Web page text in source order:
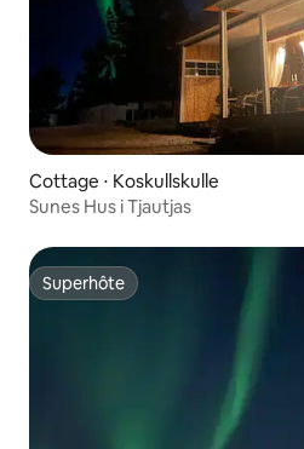
Cottage ⋅ Koskullskulle
Sunes Hus i Tjautjas
Superhôte
Superhôte